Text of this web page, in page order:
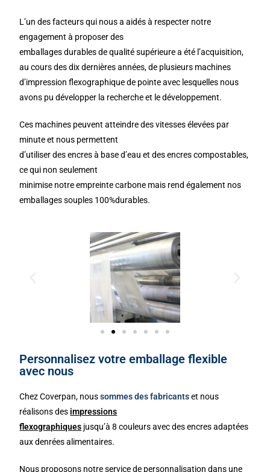
L’un des facteurs qui nous a aidés à respecter notre
engagement à proposer des
emballages durables de qualité supérieure a été l’acquisition,
au cours des dix dernièresannées, de plusieurs machines
d’impression flexographique de pointe avec lesquelles nous
avons pu développer la recherche et le développement.
Ces machines peuvent atteindre des vitesses élevées par
minute et nous permettent
d’utiliser des encres à base d’eau et des encres compostables,
ce qui non seulement
minimise notre empreinte carbone mais rend également nos
emballages souples 100%durables.
Personnalisez votre emballage flexible
avec nous
Chez Coverpan, noussommes des fabricants et nous
réalisons desimpressions
flexographiques jusqu’à 8 couleurs avec des encres adaptées
aux denrées alimentaires.
Nous proposons notre service de personnalisation dans une